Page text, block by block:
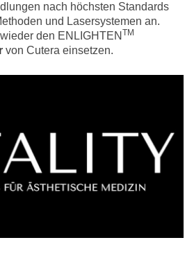
nach höchsten Standards
und Lasersystemen an.
den ENLIGHTEN TM
von Cutera einsetzen.